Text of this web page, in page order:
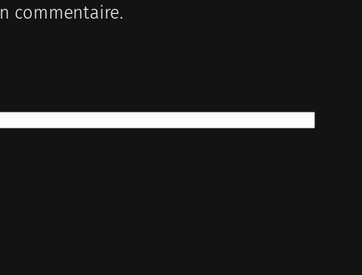
commentaire.